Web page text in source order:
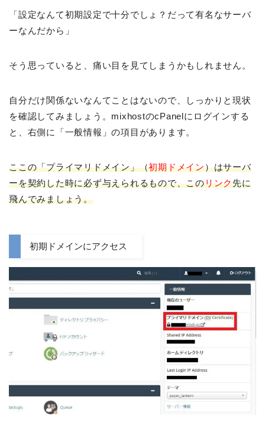
「設定なんて初期設定で十分でしょ？だって有名なサーバ
ーなんだから」
そう思っていると、痛い目を見てしまうかもしれません。
自分だけ関係ないなんてことはないので、しっかりと現状
を確認してみましょう。mixhostのcPanelにログインする
と、右側に「一般情報」の項目があります。
ここの「プライマリドメイン」（初期ドメイン）はサーバ
ーを契約した時に必ず与えられるもので、このリンク先に
飛んでみましょう。
初期ドメインにアクセス